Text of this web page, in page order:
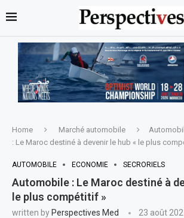
Home Marché automobile
: Le Maroc destiné à devenir le hub « le plus
AUTOMOBILE ECONOMIE SECRORIELS
Automobile : Le Maroc destiné à
le plus compétitif »
written by Perspectives Med 23 août